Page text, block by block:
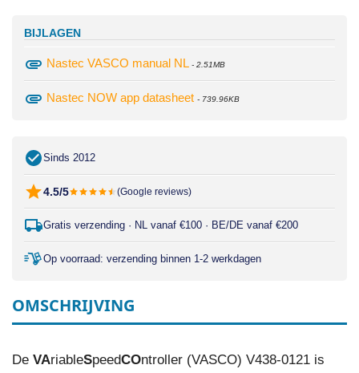
BIJLAGEN
attachment Nastec VASCO manual NL - 2.51MB
attachment Nastec NOW app datasheet - 739.96KB
Sinds 2012
4.5/5 (Google reviews)
Gratis verzending · NL vanaf €100 · BE/DE vanaf €200
Op voorraad: verzending binnen 1-2 werkdagen
OMSCHRIJVING
De VAriableSpeedCOntroller (VASCO) V438-0121 is